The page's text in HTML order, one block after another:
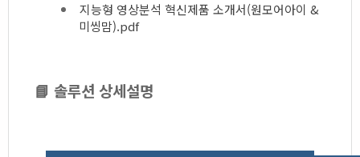
지능형 영상분석 혁신제품 소개서(원모어아이 &
미씽맘).pdf
📘 솔루션 상세설명